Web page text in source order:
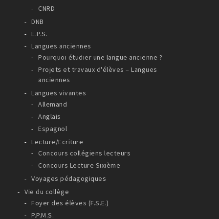
CNRD
DNB
E.P.S.
Langues anciennes
Pourquoi étudier une langue ancienne ?
Projets et travaux d'élèves – Langues
anciennes
Langues vivantes
Allemand
Anglais
Espagnol
Lecture/Ecriture
Concours collégiens lecteurs
Concours Lecture Sixième
Voyages pédagogiques
Vie du collège
Foyer des élèves (F.S.E.)
P.P.M.S.